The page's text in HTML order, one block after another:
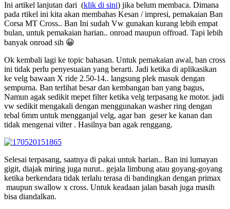
Ini artikel lanjutan dari (klik di sini) jika belum membaca. Dimana
pada rtikel ini kita akan membahas Kesan / impresi, pemakaian Ban
Corsa MT Cross.. Ban Ini sudah Vw gunakan kurang lebih empat
bulan, untuk pemakaian harian.. onroad maupun offroad. Tapi lebih
banyak onroad sih 😀
Ok kembali lagi ke topic bahasan. Untuk pemakaian awal, ban cross
ini tidak perlu penyesuaian yang berarti. Jadi ketika di aplikasikan
ke velg bawaan X ride 2.50-14.. langsung plek masuk dengan
sempurna. Ban terlihat besar dan kembangan ban yang bagus,
Namun agak sedikit mepet filter ketika velg terpasang ke motor. jadi
vw sedikit mengakali dengan menggunakan washer ring dengan
tebal 6mm untuk mengganjal velg, agar ban geser ke kanan dan
tidak mengenai vilter . Hasilnya ban agak renggang.
Selesai terpasang, saatnya di pakai untuk harian.. Ban ini lumayan
gigit, diajak miring juga nurut.. gejala limbung atau goyang-goyang
ketika berkendara tidak terlalu terasa di bandingkan dengan primax
maupun swallow x cross. Untuk keadaan jalan basah juga masih
bisa diandalkan.